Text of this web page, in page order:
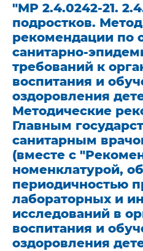
"МР 2.4.0242-21.
подростков.
рекомендации по
санитарно-
требований к
воспитания и
оздоровления
Методические
Главным
санитарным
(вместе с
номенклатурой,
периодичностью
лабораторных и
исследований в
воспитания и
оздоровления